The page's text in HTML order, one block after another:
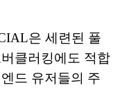
은 세련된 풀
클러킹에도 적합
드 유저들의 주